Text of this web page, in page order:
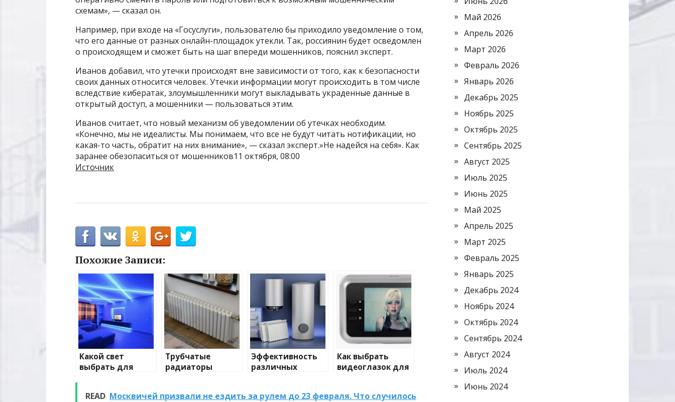
схемам», — сказал он.
Например, при входе на «Госуслуги», пользователю бы приходило уведомление о том,
что его данные от разных онлайн-площадок утекли. Так, россиянин будет осведомлен
о происходящем и сможет быть на шаг впереди мошенников, пояснил эксперт.
Иванов добавил, что утечки происходят вне зависимости от того, как к безопасности
своих данных относится человек. Утечки информации могут происходить в том числе
вследствие кибератак, злоумышленники могут выкладывать украденные данные в
открытый доступ, а мошенники — пользоваться этим.
Иванов считает, что новый механизм об уведомлении об утечках необходим.
«Конечно, мы не идеалисты. Мы понимаем, что все не будут читать нотификации, но
какая-то часть, обратит на них внимание», — сказал эксперт.»Не надейся на себя». Как
заранее обезопаситься от мошенников11 октября, 08:00
Источник
Похожие Записи:
Какой свет
выбрать для
Трубчатые
радиаторы
Эффективность
различных
очистке и
Как выбрать
видеоглазок для
READ Москвичей призвали не ездить за рулем до 23 февраля. Что случилось
Май 2026
Апрель 2026
Март 2026
Февраль 2026
Январь 2026
Декабрь 2025
Ноябрь 2025
Октябрь 2025
Сентябрь 2025
Август 2025
Июль 2025
Июнь 2025
Май 2025
Апрель 2025
Март 2025
Февраль 2025
Январь 2025
Декабрь 2024
Ноябрь 2024
Октябрь 2024
Сентябрь 2024
Август 2024
Июль 2024
Июнь 2024